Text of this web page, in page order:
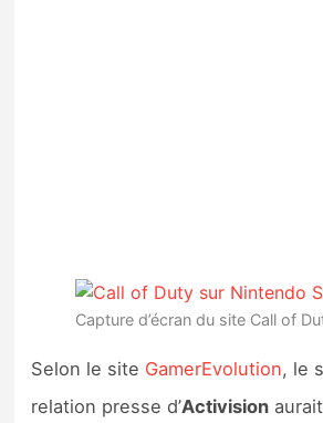
Capture d’écran du site Call of
Selon le site GamerEvolution, le
relation presse d’Activision